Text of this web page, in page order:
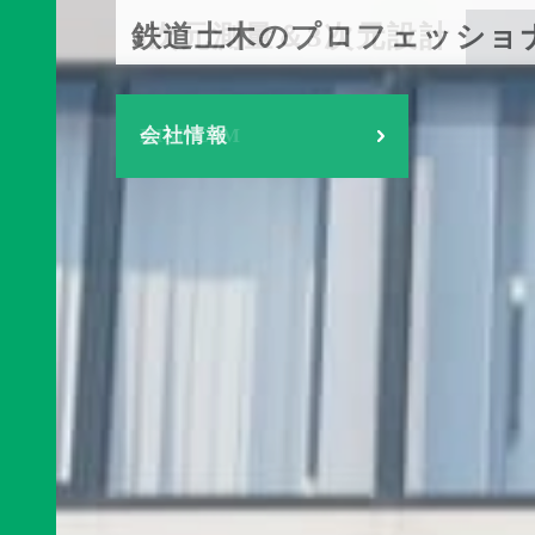
鉄道土木のプロフェッショ
会社情報
3次元測量＆3次元設計
BIM/CIM
新卒・キャリア積極募集中
採用情報